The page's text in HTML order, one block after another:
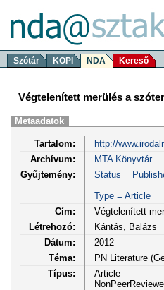
Szótár KOPI NDA Kereső
Végtelenített merülés a
Metaadatok
Tartalom:
http://
Archívum:
MTA Könyvtár
Gyűjtemény:
Status =
Type = Article
Cím:
Végtelenített
Létrehozó:
Kántás, Balázs
Dátum:
2012
Téma:
PN Literature
Típus:
Article